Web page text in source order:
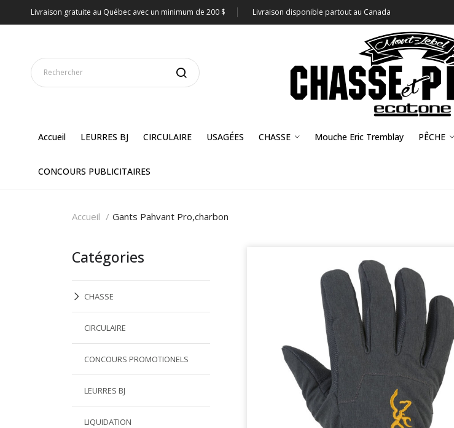
Livraison gratuite au Québec avec un minimum de 200 $ Livraison disponible partout au Canada
Accueil LEURRES BJ CIRCULAIRE USAGÉES CHASSE Mouche Eric Tremblay PÊCHE
CONCOURS PUBLICITAIRES
Accueil Gants Pahvant Pro,charbon
Catégories
CHASSE
CIRCULAIRE
CONCOURS PROMOTIONELS
LEURRES BJ
LIQUIDATION